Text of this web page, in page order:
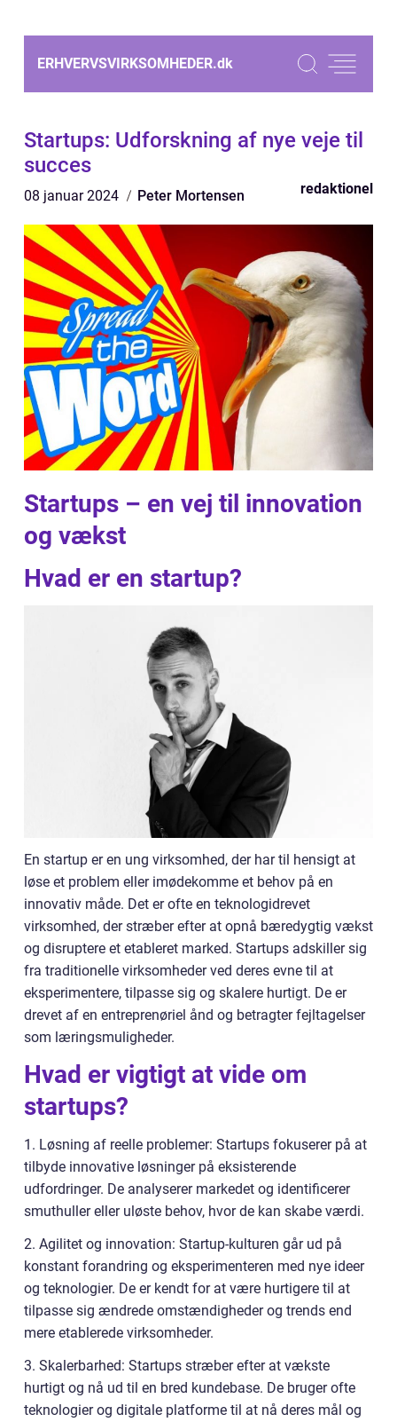
ERHVERVSVIRKSOMHEDER.dk
Startups: Udforskning af nye veje til
succes
08 januar 2024 Peter Mortensen redaktionel
Startups – en vej til innovation
og vækst
Hvad er en startup?
En startup er en ung virksomhed, der har til hensigt at
løse et problem eller imødekomme et behov på en
innovativ måde. Det er ofte en teknologidrevet
virksomhed, der stræber efter at opnå bæredygtig vækst
og disruptere et etableret marked. Startups adskiller sig
fra traditionelle virksomheder ved deres evne til at
eksperimentere, tilpasse sig og skalere hurtigt. De er
drevet af en entreprenøriel ånd og betragter fejltagelser
som læringsmuligheder.
Hvad er vigtigt at vide om
startups?
1. Løsning af reelle problemer: Startups fokuserer på at
tilbyde innovative løsninger på eksisterende
udfordringer. De analyserer markedet og identificerer
smuthuller eller uløste behov, hvor de kan skabe værdi.
2. Agilitet og innovation: Startup-kulturen går ud på
konstant forandring og eksperimenteren med nye ideer
og teknologier. De er kendt for at være hurtigere til at
tilpasse sig ændrede omstændigheder og trends end
mere etablerede virksomheder.
3. Skalerbarhed: Startups stræber efter at vækste
hurtigt og nå ud til en bred kundebase. De bruger ofte
teknologier og digitale platforme til at nå deres mål og